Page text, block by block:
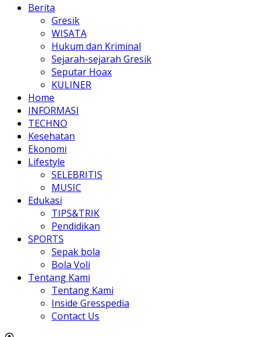
Berita
Gresik
WISATA
Hukum dan Kriminal
Sejarah-sejarah Gresik
Seputar Hoax
KULINER
Home
INFORMASI
TECHNO
Kesehatan
Ekonomi
Lifestyle
SELEBRITIS
MUSIC
Edukasi
TIPS&TRIK
Pendidikan
SPORTS
Sepak bola
Bola Voli
Tentang Kami
Tentang Kami
Inside Gresspedia
Contact Us